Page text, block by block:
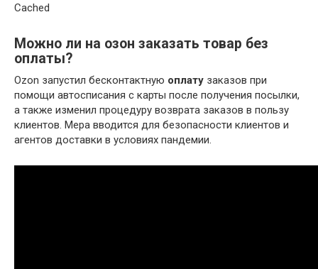
Cached
Можно ли на озон заказать товар без
оплаты?
Ozon запустил бесконтактную оплату заказов при
помощи автосписания с карты после получения посылки,
а также изменил процедуру возврата заказов в пользу
клиентов. Мера вводится для безопасности клиентов и
агентов доставки в условиях пандемии.